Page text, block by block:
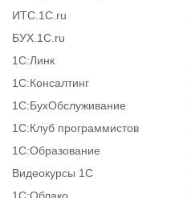
ИТС.1C.ru
БУХ.1С.ru
1С:Линк
1С:Консалтинг
1С:БухОбслуживание
1С:Клуб программистов
1С:Образование
Видеокурсы 1С
1С:Облако